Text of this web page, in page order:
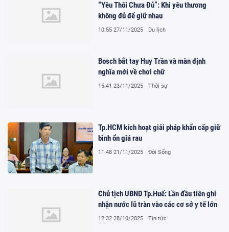
“Yêu Thôi Chưa Đủ”: Khi yêu thương
không đủ để giữ nhau
10:55 27/11/2025 Du lịch
Bosch bắt tay Huy Trần và màn định
nghĩa mới về chơi chữ
15:41 23/11/2025 Thời sự
Tp.HCM kích hoạt giải pháp khẩn cấp giữ
bình ổn giá rau
11:48 21/11/2025 Đời Sống
Chủ tịch UBND Tp.Huế: Lần đầu tiên ghi
nhận nước lũ tràn vào các cơ sở y tế lớn
12:32 28/10/2025 Tin tức